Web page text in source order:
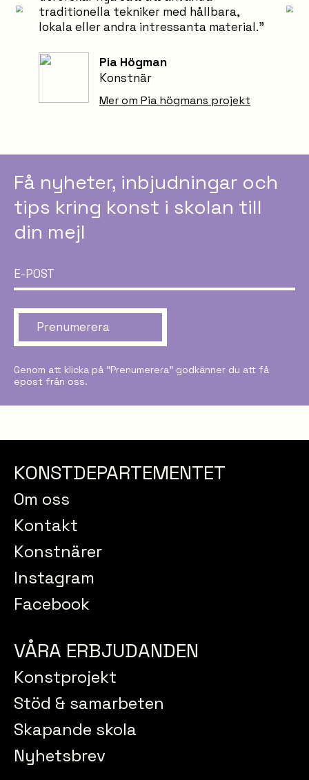
traditionella tekniker med hållbara,
lokala eller andra intressanta material.”
Pia Högman
Konstnär
Mer om Pia högmans projekt
Få nyheter, inbjudningar och
tips kring konst i skolan till
din mejl
Prenumerera
Genom att klicka på ”Prenumerera” godkänner du att få
epost från oss.
KONSTDEPARTEMENTET
Om oss
Kontakt
Konstnärer
Instagram
Facebook
VÅRA ERBJUDANDEN
Konstprojekt
Stöd & samarbeten
Skapande skola
Nyhetsbrev